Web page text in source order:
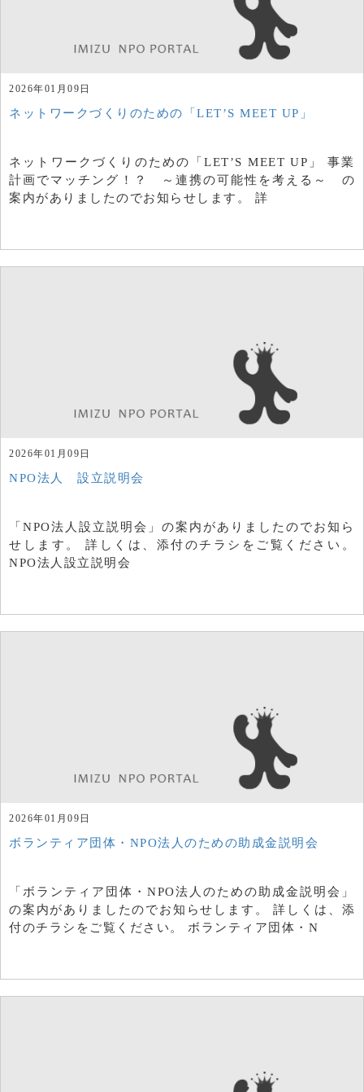
2026年01月09日
ネットワークづくりのための「LET’S MEET UP」
ネットワークづくりのための「LET’S MEET UP」 事業
計画でマッチング！？ ～連携の可能性を考える～ の
案内がありましたのでお知らせします。 詳
2026年01月09日
NPO法人 設立説明会
「NPO法人設立説明会」の案内がありましたのでお知ら
せします。 詳しくは、添付のチラシをご覧ください。
NPO法人設立説明会
2026年01月09日
ボランティア団体・NPO法人のための助成金説明会
「ボランティア団体・NPO法人のための助成金説明会」
の案内がありましたのでお知らせします。 詳しくは、添
付のチラシをご覧ください。 ボランティア団体・N